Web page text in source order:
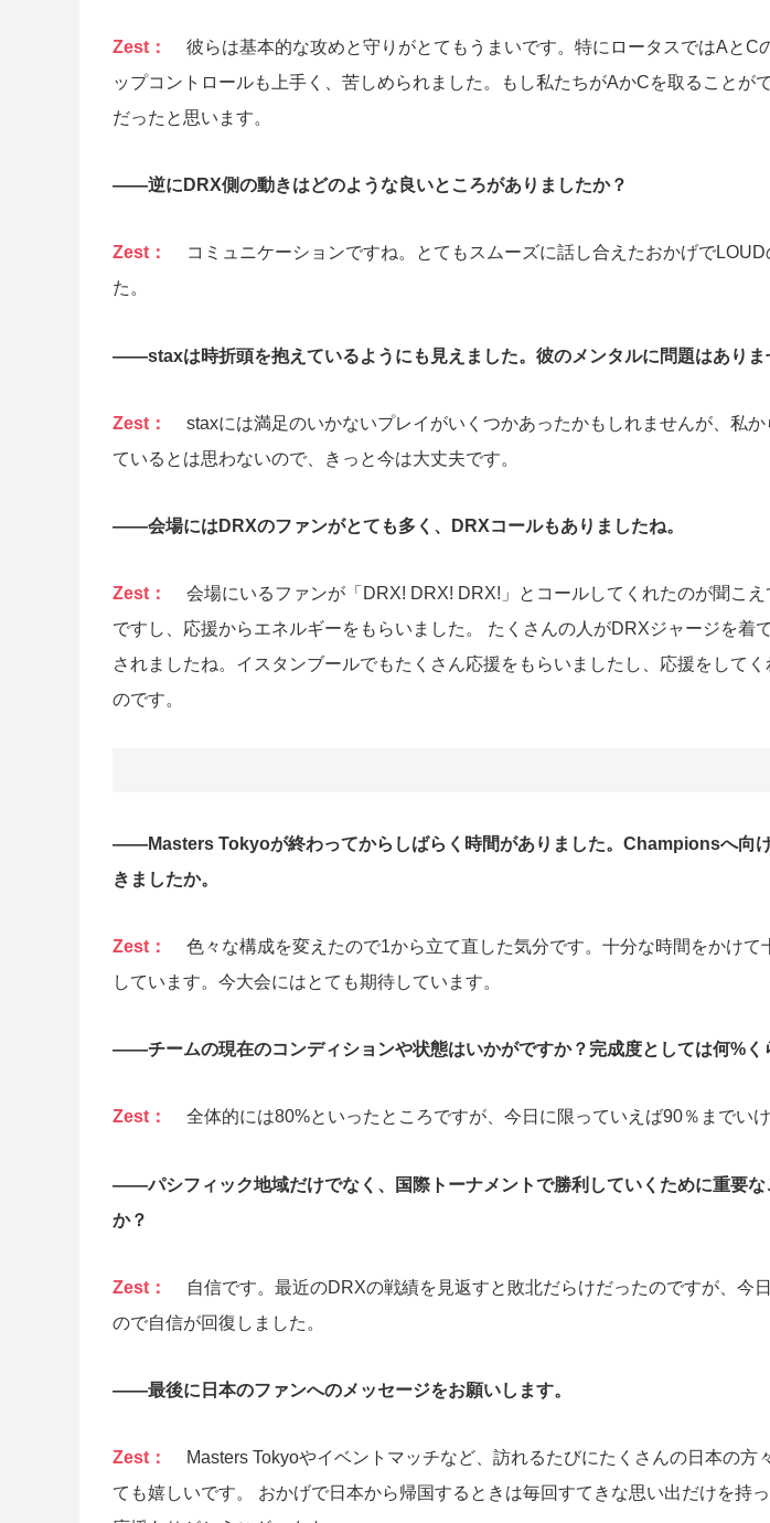
Zest：
彼らは基本的な攻めと守りがとてもうまいです。特にロータスではAとC
ップコントロールも上手く、苦しめられました。もし私たちがAかCを取ることが
だったと思います。
――逆にDRX側の動きはどのような良いところがありましたか？
Zest：
コミュニケーションですね。とてもスムーズに話し合えたおかげで
た。
――staxは時折頭を抱えているようにも見えました。彼のメンタルに問題はありま
Zest：
staxには満足のいかないプレイがいくつかあったかもしれませんが、私
ているとは思わないので、きっと今は大丈夫です。
――会場にはDRXのファンがとても多く、DRXコールもありましたね。
Zest：
会場にいるファンが「DRX! DRX! DRX!」とコールしてくれたのが聞こ
ですし、応援からエネルギーをもらいました。 たくさんの人がDRXジャージを着
されましたね。イスタンブールでもたくさん応援をもらいましたし、応援をして
のです。
――Masters Tokyoが終わってからしばらく時間がありました。Championsへ向
きましたか。
Zest：
色々な構成を変えたので1から立て直した気分です。十分な時間をかけて
しています。今大会にはとても期待しています。
――チームの現在のコンディションや状態はいかがですか？完成度としては何%く
Zest： 全体的には80%といったところですが、今日に限っていえば90％までい
――パシフィック地域だけでなく、国際トーナメントで勝利していくために重要な
か？
Zest：
自信です。最近のDRXの戦績を見返すと敗北だらけだったのですが、今
ので自信が回復しました。
――最後に日本のファンへのメッセージをお願いします。
Zest：
Masters Tokyoやイベントマッチなど、訪れるたびにたくさんの日本の方
ても嬉しいです。 おかげで日本から帰国するときは毎回すてきな思い出だけを持